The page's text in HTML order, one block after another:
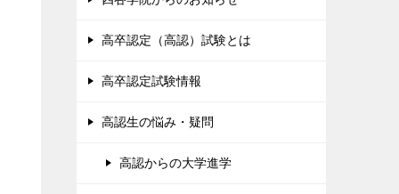
高卒認定（高認）試験とは
高卒認定試験情報
高認生の悩み・疑問
高認からの大学進学